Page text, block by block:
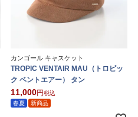
カンゴール キャスケット
TROPIC VENTAIR MAU（トロピッ
ク ベントエアー） タン
11,000
税込
春夏
新商品